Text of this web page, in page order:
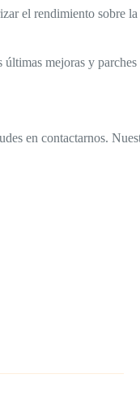
el rendimiento sobre
mejoras y
en contactarnos.